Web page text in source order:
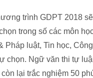
trình GDPT 2018
trong số các môn
Pháp luật, Tin học,
chọn. Ngữ văn thi tự
lại trắc nghiệm 50